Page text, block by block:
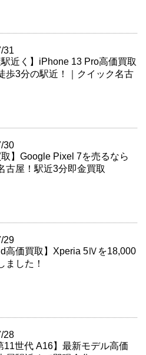
31
駅近く】iPhone 13 Pro高価買取
歩3分の駅近！｜クイック名古
30
取】Google Pixel 7を売るなら
古屋！駅近3分即金買取
29
高価買取】Xperia 5Ⅳを18,000
ました！
28
11世代 A16】最新モデル高価